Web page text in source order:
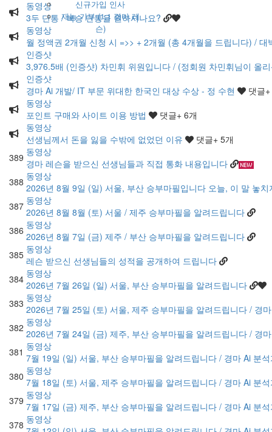
신규가입 인사
재능 기부 (1:1 경마 레
슨)
동영상
3두 단통 / 복승 단통을 원하시나요?
동영상
월 정액권 2개월 신청 시 =>> + 2개월 (총 4개월을 드립니다) /
인증샷
3,976.5배 (인증샷) 차민휘 위원입니다 / (정회원 차민휘님이 올
인증샷
경마 Ai 개발/ IT 부문 위대한 한국인 대상 수상 - 정 수현
댓글
동영상
포인트 구매와 사이트 이용 방법
댓글+ 6개
동영상
선생님께서 돈을 잃을 수밖에 없었던 이유
댓글+ 5개
389 동영상
경마 레슨을 받으신 선생님들과 직접 통화 내용입니다
388 동영상
2026년 8월 9일 (일) 서울, 부산 승부마필입니다 오늘, 이 말 놓
387 동영상
2026년 8월 8월 (토) 서울 / 제주 승부마필을 알려드립니다
386 동영상
2026년 8월 7일 (금) 제주 / 부산 승부마필을 알려드립니다
385 동영상
레슨 받으신 선생님들의 성적을 공개하여 드립니다
384 동영상
2026년 7월 26일 (일) 서울, 부산 승부마필을 알려드립니다
383 동영상
2026년 7월 25일 (토) 서울, 제주 승부마필을 알려드립니다 / 경
382 동영상
2026년 7월 24일 (금) 제주, 부산 승부마필을 알려드립니다 / 경
381 동영상
7월 19일 (일) 서울, 부산 승부마필을 알려드립니다 / 경마 Ai 분
380 동영상
7월 18일 (토) 서울, 제주 승부마필을 알려드립니다 / 경마 Ai 분
379 동영상
7월 17일 (금) 제주, 부산 승부마필을 알려드립니다 / 경마 Ai 분
378 동영상